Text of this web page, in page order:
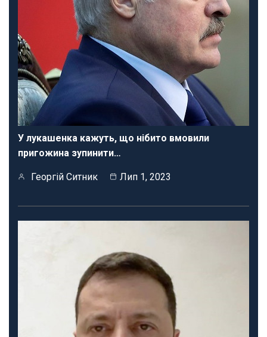
У лукашенка кажуть, що нібито вмовили
пригожина зупинити…
Георгій Ситник Лип 1, 2023